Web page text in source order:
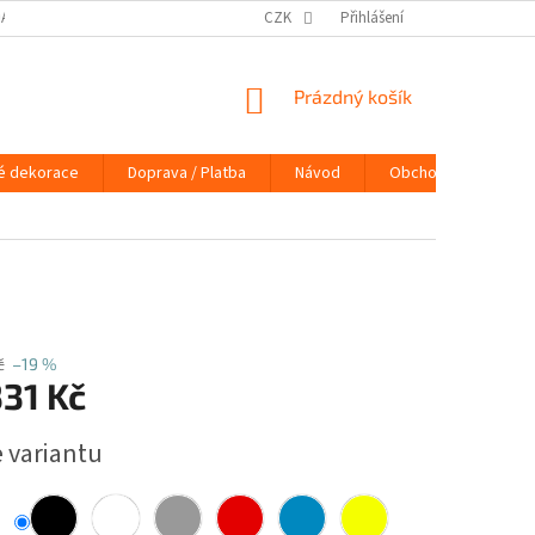
NÁVOD KONTAKTY
CZK Přihlášení
NÁKUPNÍ
Prázdný košík
dekorace Doprava / Platba Návod
Obchodní podmínky
–19 %
Kč
variantu